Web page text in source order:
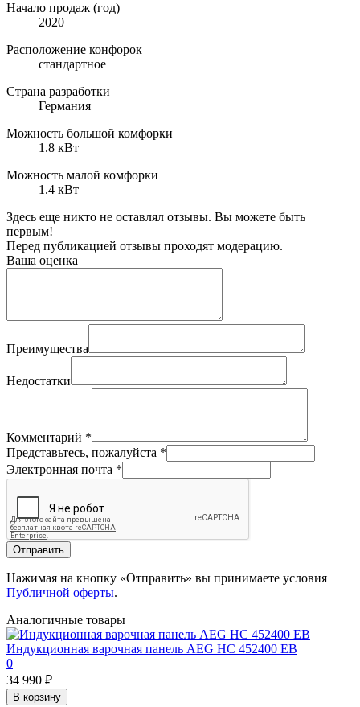
Начало продаж (год)
2020
Расположение конфорок
стандартное
Страна разработки
Германия
Можность большой комфорки
1.8 кВт
Можность малой комфорки
1.4 кВт
Здесь еще никто не оставлял отзывы. Вы можете быть
первым!
Перед публикацией отзывы проходят модерацию.
Ваша оценка
Преимущества
Недостатки
Комментарий *
Представьтесь, пожалуйста *
Электронная почта *
Отправить
Нажимая на кнопку «Отправить» вы принимаете условия
Публичной оферты.
Аналогичные товары
Индукционная варочная панель AEG HC 452400 EB
0
34 990 ₽
В корзину